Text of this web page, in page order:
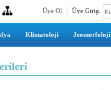
Üye Ol Üye Girişi
Klimatoloji Jeomorfoloji